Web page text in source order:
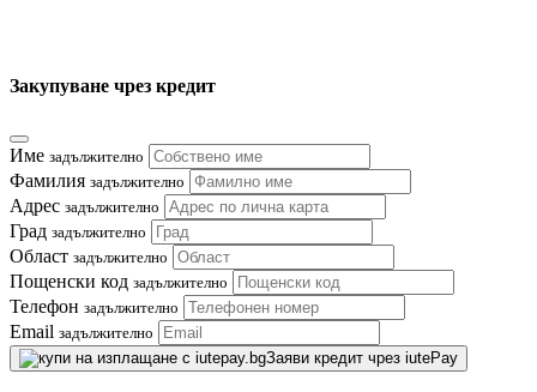
Закупуване чрез кредит
Име задължително
Фамилия задължително
Адрес задължително
Град задължително
Област задължително
Пощенски код задължително
Телефон задължително
Email задължително
Заяви кредит чрез iutePay